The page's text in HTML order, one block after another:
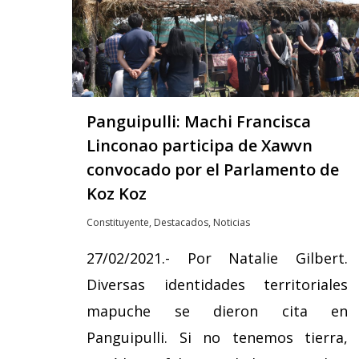
Panguipulli: Machi Francisca
Linconao participa de Xawvn
convocado por el Parlamento de
Koz Koz
Constituyente, Destacados, Noticias
27/02/2021.- Por Natalie Gilbert.
Diversas identidades territoriales
mapuche se dieron cita en
Panguipulli. Si no tenemos tierra,